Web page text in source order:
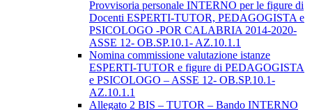
Provvisoria personale INTERNO per le figure di
Docenti ESPERTI-TUTOR, PEDAGOGISTA e
PSICOLOGO -POR CALABRIA 2014-2020-
ASSE 12- OB.SP.10.1- AZ.10.1.1
Nomina commissione valutazione istanze
ESPERTI-TUTOR e figure di PEDAGOGISTA
e PSICOLOGO – ASSE 12- OB.SP.10.1-
AZ.10.1.1
Allegato 2 BIS – TUTOR – Bando INTERNO